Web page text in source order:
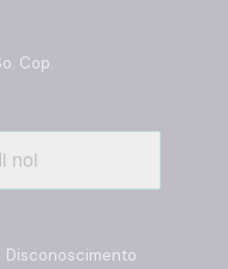
Cop.
Disconoscimento